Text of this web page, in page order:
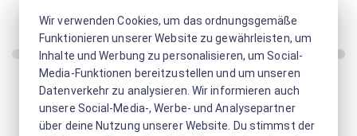
Wir verwenden Cookies, um das ordnungsgemäße
Funktionieren unserer Website zu gewährleisten, um
Inhalte und Werbung zu personalisieren, um Social-
Media-Funktionen bereitzustellen und um unseren
Datenverkehr zu analysieren. Wir informieren auch
unsere Social-Media-, Werbe- und Analysepartner
über deine Nutzung unserer Website. Du stimmst der